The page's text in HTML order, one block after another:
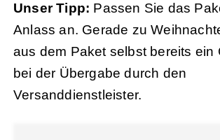
Unser Tipp: Passen Sie das
Anlass an. Gerade zu
aus dem Paket selbst bereits ein
bei der Übergabe durch den
Versanddienstleister.